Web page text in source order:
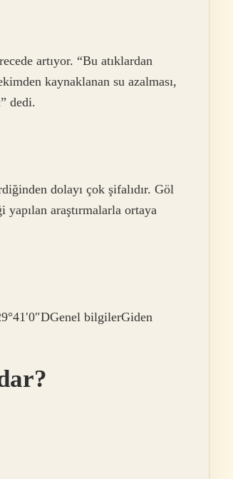
artıyor. “Bu atıklardan
kaynaklanan su azalması,
dedi.
dolayı çok şifalıdır. Göl
yapılan araştırmalarla ortaya
bilgilerGiden